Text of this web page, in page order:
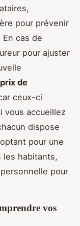
pour prévenir
cas de
pour ajuster
prix de
ceux-ci
vous accueillez
dispose
pour une
les habitants,
pour
vos